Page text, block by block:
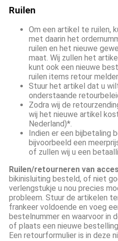
Ruilen
Om een artikel te ruilen,
met daarin het
ruilen en het nieuwe
maat. Wij zullen het
kunt ook een nieuwe
ruilen items retour
Stuur het artikel dat u
onderstaande
Zodra wij de
wij het nieuwe artikel
Nederland)*.
Indien er een bijbetaling
bijvoorbeeld een
of zullen wij u een
Ruilen/retourneren van
bikinisluiting besteld, of niet
verlengstukje u nou precies
probleem. Stuur de artikelen
frankeer voldoende en voeg
bestelnummer en waarvoor in
of plaats een nieuwe
Een retourformulier is in deze